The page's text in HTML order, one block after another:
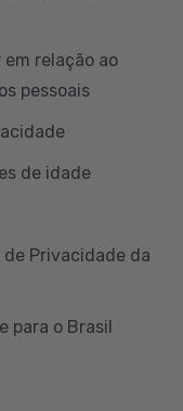
relação ao
pessoais
de idade
Privacidade da
para o Brasil